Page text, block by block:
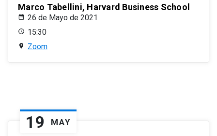
Marco Tabellini, Harvard Business School
26 de Mayo de 2021
15:30
Zoom
19 MAY